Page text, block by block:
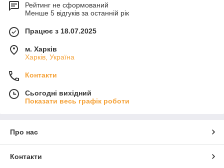
Рейтинг не сформований
Менше 5 відгуків за останній рік
Працює з 18.07.2025
м. Харків
Харків, Україна
Контакти
Сьогодні вихідний
Показати весь графік роботи
Про нас
Контакти